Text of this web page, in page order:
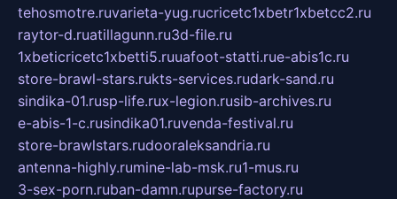
tehosmotre.ruvarieta-yug.rucricetc1xbetr1xbetcc2.ru
raytor-d.ruatillagunn.ru3d-file.ru
1xbeticricetc1xbetti5.ruuafoot-statti.rue-abis1c.ru
store-brawl-stars.rukts-services.rudark-sand.ru
sindika-01.rusp-life.rux-legion.rusib-archives.ru
e-abis-1-c.rusindika01.ruvenda-festival.ru
store-brawlstars.rudooraleksandria.ru
antenna-highly.rumine-lab-msk.ru1-mus.ru
3-sex-porn.ruban-damn.rupurse-factory.ru